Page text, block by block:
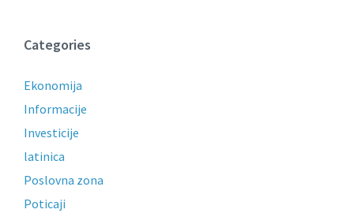
Categories
Ekonomija
Informacije
Investicije
latinica
Poslovna zona
Poticaji